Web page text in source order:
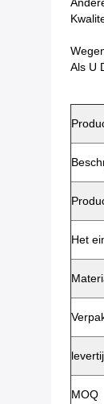
Als U
Het
MOQ